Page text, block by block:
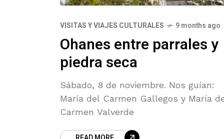
VISITAS Y VIAJES CULTURALES 9 months ago
Ohanes entre parrales y
piedra seca
Sábado, 8 de noviembre. Nos guían:
María del Carmen Gallegos y María
Carmen Valverde